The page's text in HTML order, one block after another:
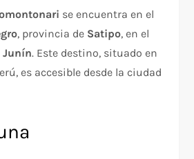
se encuentra en el
, provincia de Satipo, en el
Junín. Este destino, situado en
es accesible desde la ciudad